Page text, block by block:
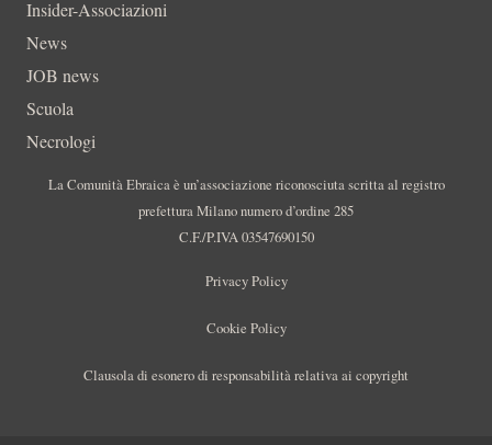
Insider-Associazioni
News
JOB news
Scuola
Necrologi
La Comunità Ebraica è un’associazione riconosciuta scritta al registro
prefettura Milano numero d’ordine 285
C.F./P.IVA 03547690150
Privacy Policy
Cookie Policy
Clausola di esonero di responsabilità relativa ai copyright